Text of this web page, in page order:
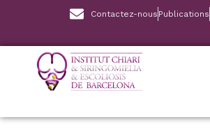
Contactez-nous Publications